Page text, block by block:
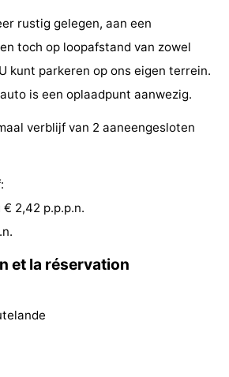
rustig gelegen, aan een
toch op loopafstand van zowel
kunt parkeren op ons eigen terrein.
is een oplaadpunt aanwezig.
verblijf van 2 aaneengesloten
2,42 p.p.p.n.
et la réservation